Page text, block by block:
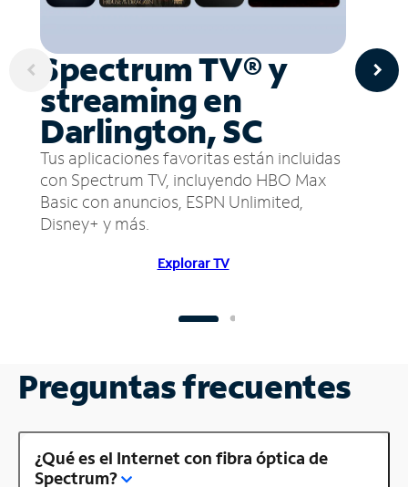
Spectrum TV® y
streaming en
Darlington, SC
Tus aplicaciones favoritas están incluidas
con Spectrum TV, incluyendo HBO Max
Basic con anuncios, ESPN Unlimited,
Disney+ y más.
Explorar TV
Preguntas frecuentes
¿Qué es el Internet con fibra óptica de
Spectrum?